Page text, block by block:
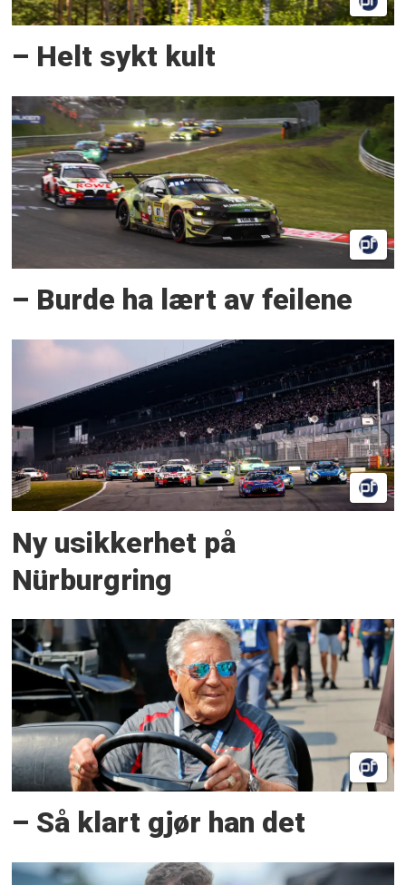
– Helt sykt kult
– Burde ha lært av feilene
Ny usikkerhet på
Nürburgring
– Så klart gjør han det